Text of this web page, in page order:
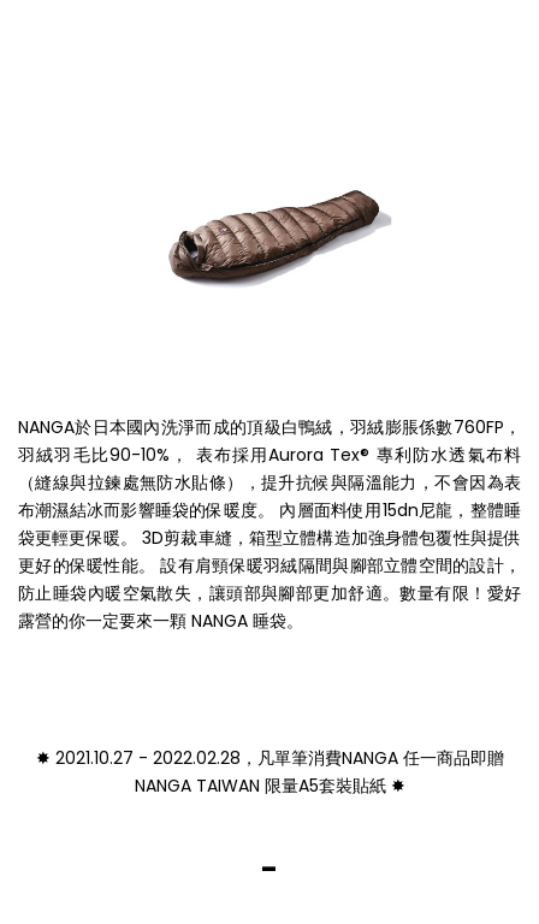
NANGA於日本國內洗淨而成的頂級白鴨絨，羽絨膨脹係數760FP，
羽絨羽毛比90-10%， 表布採用Aurora Tex® 專利防水透氣布料
（縫線與拉鍊處無防水貼條），提升抗候與隔溫能力，不會因為表
布潮濕結冰而影響睡袋的保暖度。 內層面料使用15dn尼龍，整體睡
袋更輕更保暖。 3D剪裁車縫，箱型立體構造加強身體包覆性與提供
更好的保暖性能。 設有肩頸保暖羽絨隔間與腳部立體空間的設計，
防止睡袋內暖空氣散失，讓頭部與腳部更加舒適。數量有限！愛好
露營的你一定要來一顆 NANGA 睡袋。
✸ 2021.10.27 - 2022.02.28，凡單筆消費NANGA 任一商品即贈
NANGA TAIWAN 限量A5套裝貼紙 ✸
-